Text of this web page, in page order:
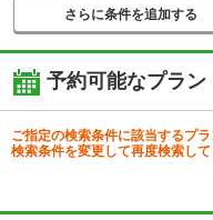
さらに条件を追加する
予約可能なプラン
ご指定の検索条件に該当するプ
検索条件を変更して再度検索して